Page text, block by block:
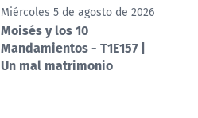
Miércoles 5 de agosto de 2026
Moisés y los 10
Mandamientos - T1E157 |
Un mal matrimonio